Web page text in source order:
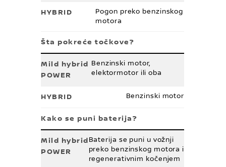
Pogon preko benzinskog
motora
Šta pokreće točkove?
Benzinski motor,
elektormotor ili oba
Benzinski motor
Kako se puni baterija?
Baterija se puni u vožnji
preko benzinskog motora i
regenerativnim kočenjem